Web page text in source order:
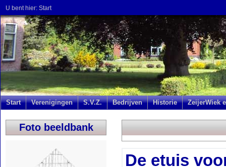
U bent hier: Start
Start Verenigingen S.V.Z. Bedrijven Historie ZeijerWiek
Foto beeldbank
De etuis